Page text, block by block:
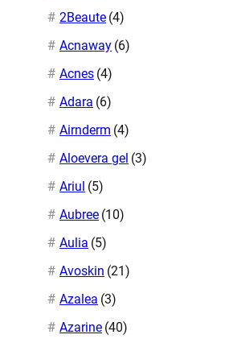
2Beaute (4)
Acnaway (6)
Acnes (4)
Adara (6)
Airnderm (4)
Aloevera gel (3)
Ariul (5)
Aubree (10)
Aulia (5)
Avoskin (21)
Azalea (3)
Azarine (40)